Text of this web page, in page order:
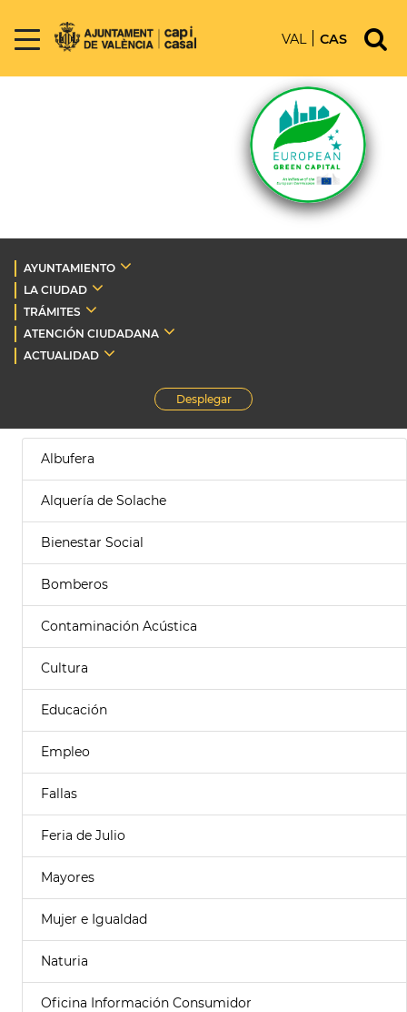
VAL CAS
AYUNTAMIENTO
LA CIUDAD
TRÁMITES
ATENCIÓN CIUDADANA
ACTUALIDAD
Desplegar
Albufera
Alquería de Solache
Bienestar Social
Bomberos
Contaminación Acústica
Cultura
Educación
Empleo
Fallas
Feria de Julio
Mayores
Mujer e Igualdad
Naturia
Oficina Información Consumidor